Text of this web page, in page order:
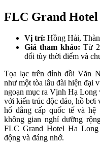
FLC Grand
Vị trí: Hồng Hải,
Giá tham khảo: Từ
đổi tùy thời điểm và
Tọa lạc trên đỉnh đồi Văn
như một tòa lâu đài hiện đại
ngoạn mục ra Vịnh Hạ Long
với kiến trúc độc đáo, hồ bơi
hố đẳng cấp quốc tế và hệ
không gian nghỉ dưỡng
FLC Grand Hotel Ha
động và đáng nhớ.